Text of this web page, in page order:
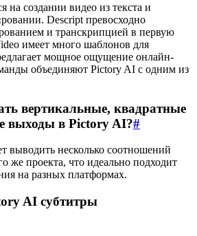
на создании видео из текста и
Descript превосходно
и транскрипцией в первую
имеет много шаблонов для
мощное ощущение онлайн-
объединяют Pictory AI с одним из
вертикальные, квадратные
выходы в Pictory AI?#
выводить несколько соотношений
же проекта, что идеально подходит
на разных платформах.
AI субтитры